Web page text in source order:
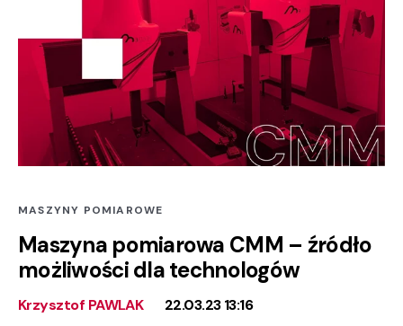
MASZYNY POMIAROWE
Maszyna pomiarowa CMM – źródło
możliwości dla technologów
Krzysztof PAWLAK 22.03.23 13:16